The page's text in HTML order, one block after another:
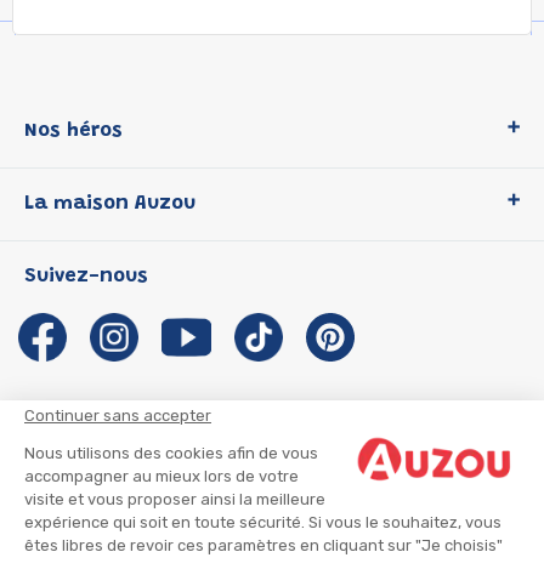
Continuer sans accepter
Nous utilisons des cookies afin de vous
accompagner au mieux lors de votre
visite et vous proposer ainsi la meilleure
expérience qui soit en toute sécurité. Si vous le souhaitez, vous
êtes libres de revoir ces paramètres en cliquant sur "Je choisis"
Nos héros
P'tit Loup
Les Influenceuses
Migali
Petite Taupe
La maison Auzou
Notre histoire
Auzou s'engage
Auteurs et illustrateurs Auzou
Suivre mon colis
Infos consommateur
Suivez-nous
CGU
CGV
Mentions légales